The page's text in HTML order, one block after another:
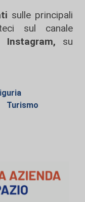
sulle principali
sul canale
Instagram, su
Turismo